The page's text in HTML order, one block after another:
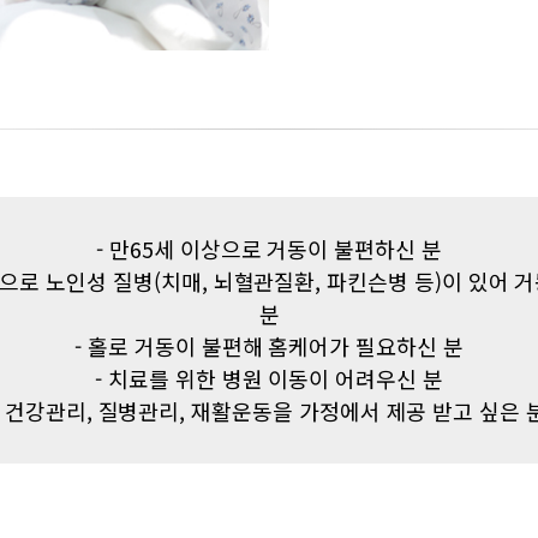
- 만65세 이상으로 거동이 불편하신 분
로 노인성 질병(치매, 뇌혈관질환, 파킨슨병 등)이 있어
분
- 홀로 거동이 불편해 홈케어가 필요하신 분
- 치료를 위한 병원 이동이 어려우신 분
강관리, 질병관리, 재활운동을 가정에서 제공 받고 싶은